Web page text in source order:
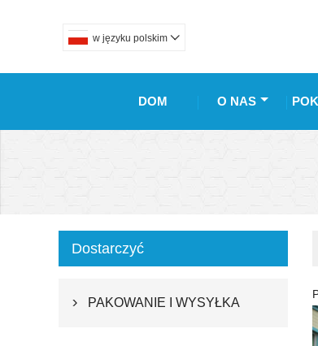
w języku polskim 
DOM O NAS
Dostarczyć
 PAKOWANIE I WYSYŁKA